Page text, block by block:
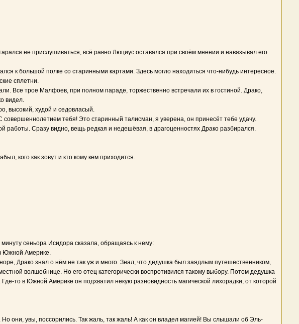
не прислушиваться, всё равно Люциус оставался при своём мнении и навязывал его
к большой полке со старинными картами. Здесь могло находиться что-нибудь интересное.
сплетни.
Все трое Малфоев, при полном параде, торжественно встречали их в гостиной. Драко,
видел.
высокий, худой и седовласый.
тебя! Это старинный талисман, я уверена, он принесёт тебе удачу.
Сразу видно, вещь редкая и недешёвая, в драгоценностях Драко разбирался.
кого как зовут и кто кому кем приходится.
сеньора Исидора сказала, обращаясь к нему:
Южной Америке.
Драко знал о нём не так уж и много. Знал, что дедушка был заядлым путешественником,
волшебнице. Но его отец категорически воспротивился такому выбору. Потом дедушка
то в Южной Америке он подхватил некую разновидность магической лихорадки, от которой
они, увы, поссорились. Так жаль, так жаль! А как он владел магией! Вы слышали об Эль-